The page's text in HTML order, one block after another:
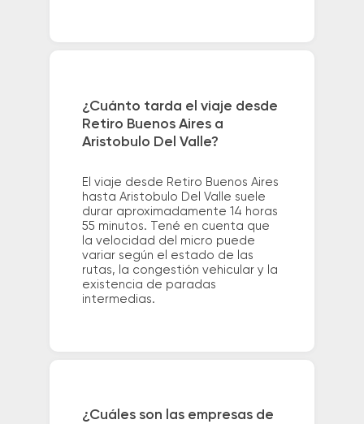
¿Cuánto tarda el viaje desde
Retiro Buenos Aires a
Aristobulo Del Valle?
El viaje desde Retiro Buenos Aires
hasta Aristobulo Del Valle suele
durar aproximadamente 14 horas
55 minutos. Tené en cuenta que
la velocidad del micro puede
variar según el estado de las
rutas, la congestión vehicular y la
existencia de paradas
intermedias.
¿Cuáles son las empresas de